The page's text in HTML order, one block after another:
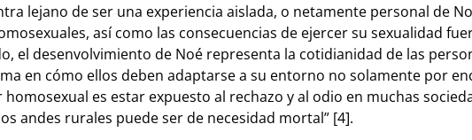
lejano de ser una experiencia aislada, o netamente personal de
así como las consecuencias de ejercer su sexualidad
el desenvolvimiento de Noé representa la cotidianidad de las
en cómo ellos deben adaptarse a su entorno no solamente por
homosexual es estar expuesto al rechazo y al odio en muchas
andes rurales puede ser de necesidad mortal” [4].